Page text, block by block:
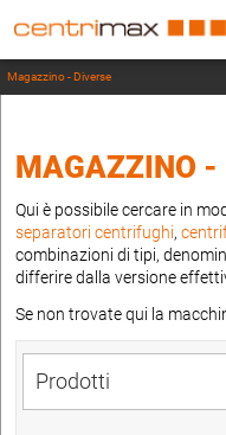
Magazzino - Diverse
MAGAZZINO -
Qui è possibile cercare in
separatori centrifughi,
combinazioni di tipi,
differire dalla versione
Se non trovate qui la